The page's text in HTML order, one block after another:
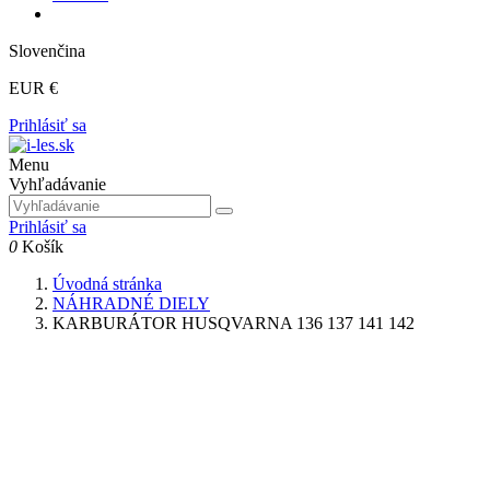
Slovenčina
EUR €
Prihlásiť sa
Menu
Vyhľadávanie
Prihlásiť sa
0 Košík
Úvodná stránka
NÁHRADNÉ DIELY
KARBURÁTOR HUSQVARNA 136 137 141 142